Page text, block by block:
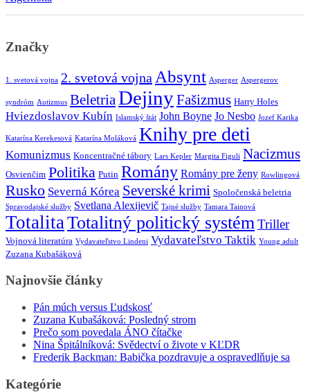
Značky
1. svetová vojna 2. svetová vojna Absynt Asperger Aspergerov
syndróm Autizmus BeletriaDejinyFašizmus Harry Holes
Hviezdoslavov Kubín Islamský štát John Boyne Jo Nesbo Jozef Karika
Katarína Kerekesová Katarína Moláková Knihy pre deti
Komunizmus Koncentračné tábory Lars Kepler Margita Figuli Nacizmus
Osvienčim Politika Putin Romány Romány pre ženy Rowlingová
Rusko Severná Kórea Severské krimi Spoločenská beletria
Spravodajské služby Svetlana Alexijevič Tajné služby Tamara Tainová
TotalitaTotalitný politický systémTriller
Vojnová literatúra Vydavateľstvo Lindeni Vydavateľstvo Taktik Young adult
Zuzana Kubašáková
Najnovšie články
Pán múch versus Ľudskosť
Zuzana Kubašáková: Posledný strom
Prečo som povedala ÁNO čítačke
Nina Špitálníková: Svědectví o živote v KĽDR
Frederik Backman: Babička pozdravuje a ospravedlňuje sa
Kategórie